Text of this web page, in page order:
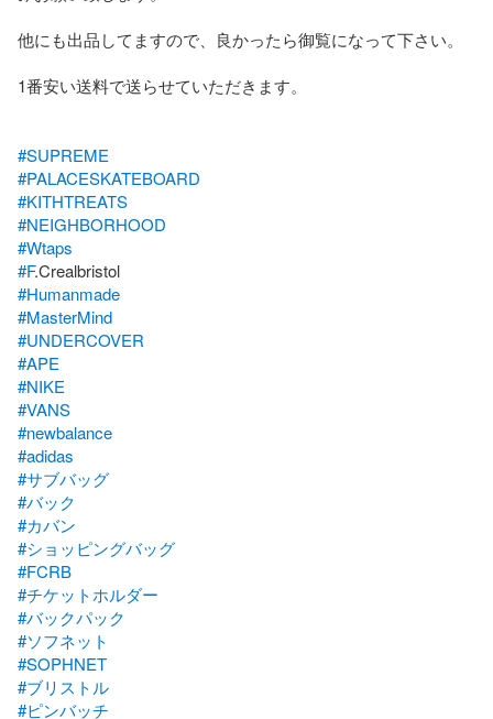
他にも出品してますので、良かったら御覧になって下さい。
1番安い送料で送らせていただきます。
#SUPREME
#PALACESKATEBOARD
#KITHTREATS
#NEIGHBORHOOD
#Wtaps
#F
#Humanmade
#MasterMind
#UNDERCOVER
#APE
#NIKE
#VANS
#newbalance
#adidas
#サブバッグ
#バック
#カバン
#ショッピングバッグ
#FCRB
#チケットホルダー
#バックパック
#ソフネット
#SOPHNET
#ブリストル
#ピンバッチ